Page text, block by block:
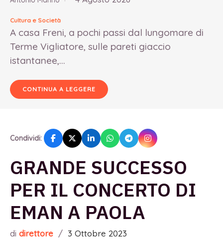
Cultura e Società
A casa Freni, a pochi passi dal lungomare di
Terme Vigliatore, sulle pareti giaccio
istantanee,...
CONTINUA A LEGGERE
Condividi:
GRANDE SUCCESSO
PER IL CONCERTO DI
EMAN A PAOLA
di direttore / 3 Ottobre 2023